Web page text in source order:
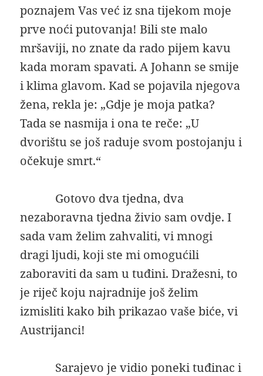
poznajem Vas već iz sna tijekom moje
prve noći putovanja! Bili ste malo
mršaviji, no znate da rado pijem kavu
kada moram spavati. A Johann se smije
i klima glavom. Kad se pojavila njegova
žena, rekla je: „Gdje je moja patka?
Tada se nasmija i ona te reče: „U
dvorištu se još raduje svom postojanju i
očekuje smrt.“
Gotovo dva tjedna, dva
nezaboravna tjedna živio sam ovdje. I
sada vam želim zahvaliti, vi mnogi
dragi ljudi, koji ste mi omogućili
zaboraviti da sam u tuđini. Dražesni, to
je riječ koju najradnije još želim
izmisliti kako bih prikazao vaše biće, vi
Austrijanci!
Sarajevo je vidio poneki tuđinac i